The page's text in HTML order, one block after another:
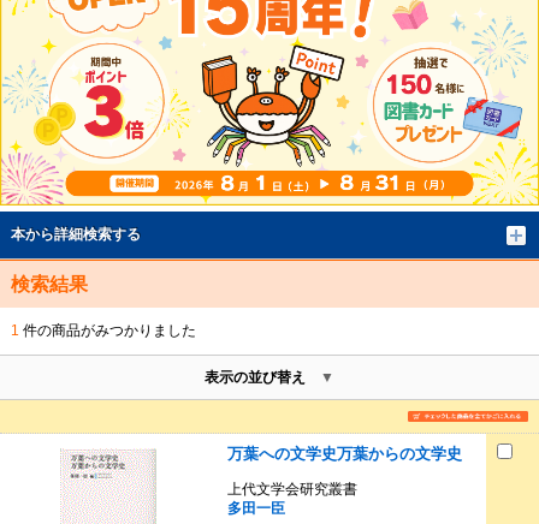
本から詳細検索する
検索結果
1 件の商品がみつかりました
表示の並び替え
万葉への文学史万葉からの文学史
上代文学会研究叢書
多田一臣